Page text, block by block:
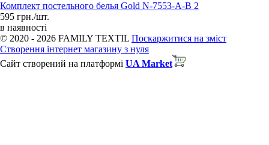
Комплект постельного белья Gold N-7553-A-B 2
595 грн./шт.
в наявності
© 2020 - 2026 FAMILY TEXTIL Поскаржитися на зміст
Створення інтернет магазину з нуля
Сайт створений на платформі UA Market